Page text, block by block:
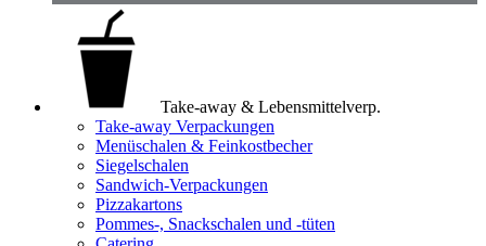
Take-away & Lebensmittelverp.
Take-away Verpackungen
Menüschalen & Feinkostbecher
Siegelschalen
Sandwich-Verpackungen
Pizzakartons
Pommes-, Snackschalen und -tüten